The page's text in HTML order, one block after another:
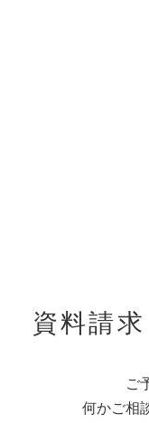
３. 個人情報の利用目的
・市場調査・データ分
・経営分析・会計監査
・CSR（企業の社会的
資料請
ご
何かご相